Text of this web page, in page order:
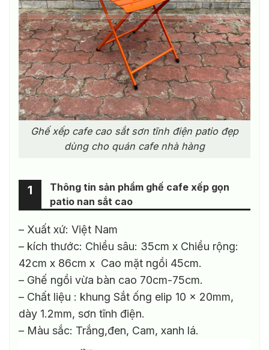
Ghế xếp cafe cao sắt sơn tĩnh điện patio đẹp
dùng cho quán cafe nhà hàng
Thông tin sản phẩm ghế cafe xếp gọn
patio nan sắt cao
1
– Xuất xứ: Việt Nam
– kích thước: Chiều sâu: 35cm x Chiều rộng:
42cm x 86cm x Cao mặt ngồi 45cm.
– Ghế ngồi vừa bàn cao 70cm-75cm.
– Chất liệu : khung Sắt ống elip 10 x 20mm,
dày 1.2mm, sơn tĩnh điện.
– Màu sắc: Trắng,đen, Cam, xanh lá.